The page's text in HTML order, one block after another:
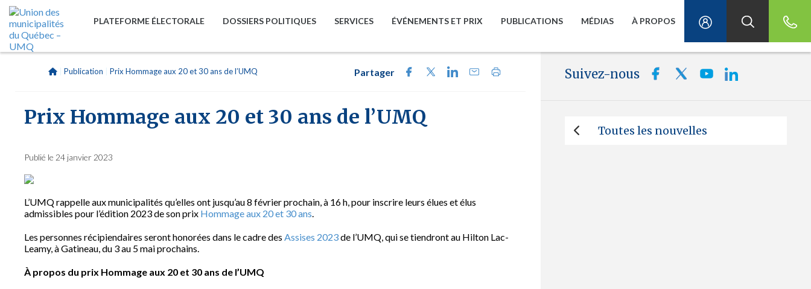
PLATEFORME ÉLECTORALE DOSSIERS POLITIQUES SERVICES ÉVÉNEMENTS ET PRIX PUBLICATIONS MÉDIAS À PROPOS
Publication Prix Hommage aux 20 et 30 ans de l’UMQ Partager
Prix Hommage aux 20 et 30 ans de l’UMQ
Publié le 24 janvier 2023
L’UMQ rappelle aux municipalités qu’elles ont jusqu’au 8 février prochain, à 16 h, pour inscrire leurs élues et élus
admissibles pour l’édition 2023 de son prix Hommage aux 20 et 30 ans.
Les personnes récipiendaires seront honorées dans le cadre des Assises 2023de l’UMQ, qui se tiendront au Hilton Lac-
Leamy, à Gatineau, du 3 au 5 mai prochains.
À propos du prix Hommage aux 20 et 30 ans de l’UMQ
Suivez-nous
Toutes les nouvelles